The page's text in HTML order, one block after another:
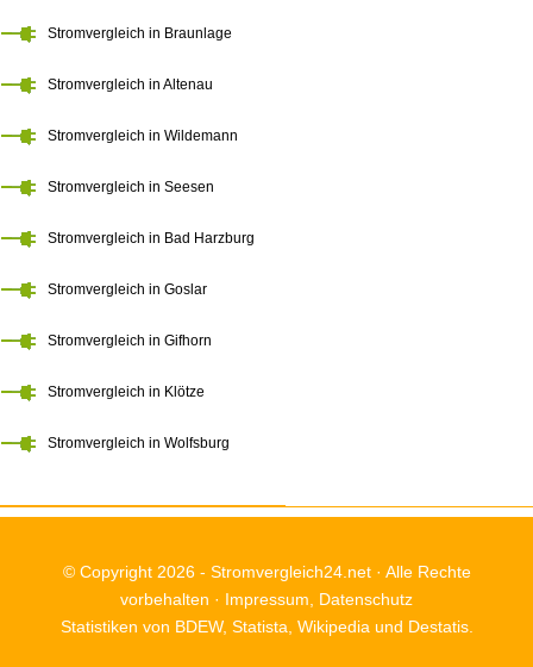
Stromvergleich in Braunlage
Stromvergleich in Altenau
Stromvergleich in Wildemann
Stromvergleich in Seesen
Stromvergleich in Bad Harzburg
Stromvergleich in Goslar
Stromvergleich in Gifhorn
Stromvergleich in Klötze
Stromvergleich in Wolfsburg
© Copyright 2026 - Stromvergleich24.net· Alle Rechte
vorbehalten · Impressum
Datenschutz
Statistiken von BDEW, Statista, Wikipedia und Destatis.